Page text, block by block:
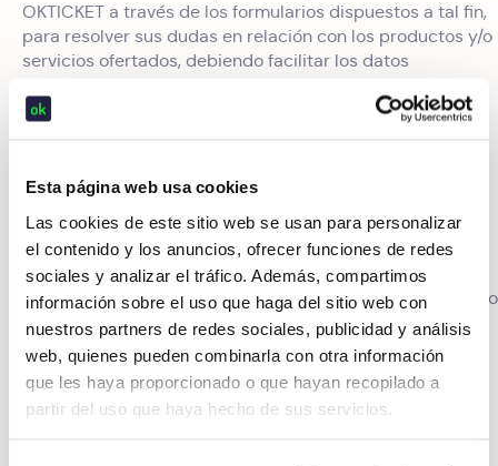
Esta página web usa cookies
Las cookies de este sitio web se usan para personalizar
el contenido y los anuncios, ofrecer funciones de redes
sociales y analizar el tráfico. Además, compartimos
información sobre el uso que haga del sitio web con
nuestros partners de redes sociales, publicidad y análisis
web, quienes pueden combinarla con otra información
que les haya proporcionado o que hayan recopilado a
partir del uso que haya hecho de sus servicios.
OKTICKET a través de los formularios dispuestos a tal fin,
para resolver sus dudas en relación con los productos y/o
servicios ofertados, debiendo facilitar los datos
haya leído y, en caso de estar conforme, aceptado la
datos personales, los mismos deberán ser exactos,
tratados en cumplimiento de la normativa de aplicación
en materia de protección de datos personales.
9. Responsabilidad: OKTICKET no puede garantizar que no
se produzcan interrupciones o errores en el acceso al
Sitio Web. No obstante, existe el firme compromiso, tan
pronto se tenga conocimiento de tales incidencias, de
llevar a cabo todas las actuaciones dirigidas a su
restablecimiento o reparación, salvo la concurrencia de